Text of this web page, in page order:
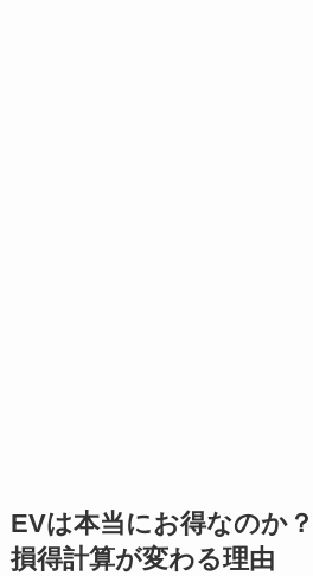
EVは本当にお得なのか
損得計算が変わる理由